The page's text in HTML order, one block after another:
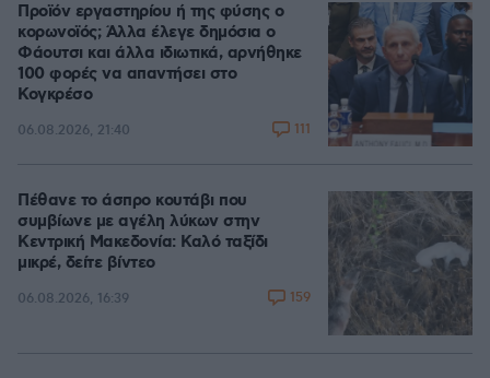
Προϊόν εργαστηρίου ή της φύσης ο
κορωνοϊός; Άλλα έλεγε δημόσια ο
Φάουτσι και άλλα ιδιωτικά, αρνήθηκε
100 φορές να απαντήσει στο
Κογκρέσο
06.08.2026, 21:40 111
Πέθανε το άσπρο κουτάβι που
συμβίωνε με αγέλη λύκων στην
Κεντρική Μακεδονία: Καλό ταξίδι
μικρέ, δείτε βίντεο
06.08.2026, 16:39 159